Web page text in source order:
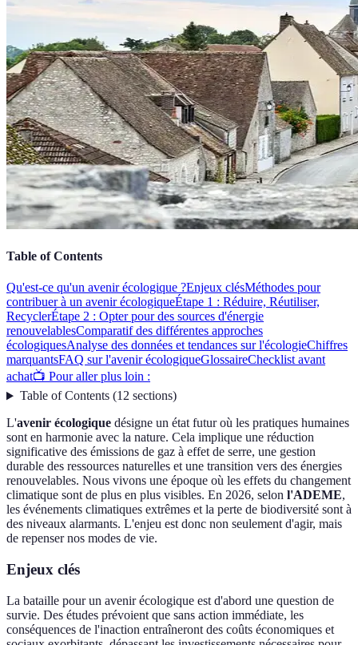
Table of Contents
Qu'est-ce qu'un avenir écologique ?Enjeux clésMéthodes pour
contribuer à un avenir écologiqueÉtape 1 : Réduire, Réutiliser,
RecyclerÉtape 2 : Opter pour des sources d'énergie
renouvelablesComparatif des différentes approches
écologiquesAnalyse des données et tendances sur l'écologieChiffres
marquantsFAQ sur l'avenir écologiqueGlossaireChecklist avant
achat📺 Pour aller plus loin :
Table of Contents(12 sections)
L'avenir écologique désigne un état futur où les pratiques humaines
sont en harmonie avec la nature. Cela implique une réduction
significative des émissions de gaz à effet de serre, une gestion
durable des ressources naturelles et une transition vers des énergies
renouvelables. Nous vivons une époque où les effets du changement
climatique sont de plus en plus visibles. En 2026, selon l'ADEME,
les événements climatiques extrêmes et la perte de biodiversité sont à
des niveaux alarmants. L'enjeu est donc non seulement d'agir, mais
de repenser nos modes de vie.
Enjeux clés
La bataille pour un avenir écologique est d'abord une question de
survie. Des études prévoient que sans action immédiate, les
conséquences de l'inaction entraîneront des coûts économiques et